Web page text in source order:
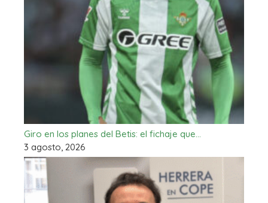
Giro en los planes del Betis: el fichaje que…
3 agosto, 2026